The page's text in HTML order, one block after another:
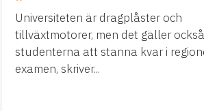
Universiteten är dragplåster och
tillväxtmotorer, men det gäller
studenterna att stanna kvar i
examen, skriver...